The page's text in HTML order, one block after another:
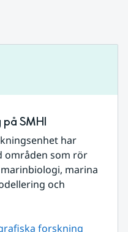
SMHI
har
områden som rör
marina
och
forskning